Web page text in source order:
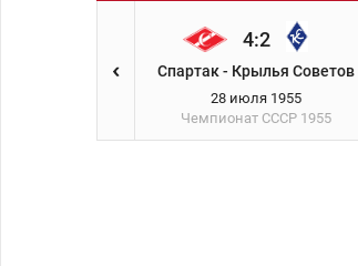
4:2
Спартак - Крылья Советов
28 июля 1955
Чемпионат СССР 1955